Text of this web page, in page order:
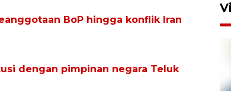
BoP hingga konflik Iran
dengan pimpinan negara Teluk